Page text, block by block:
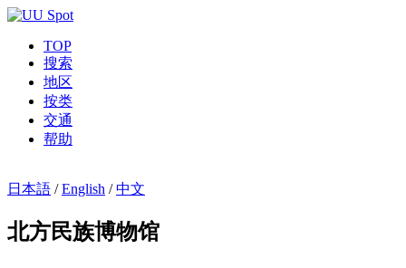
TOP
搜索
地区
按类
交通
帮助
日本語 /English /中文
北方民族博物馆